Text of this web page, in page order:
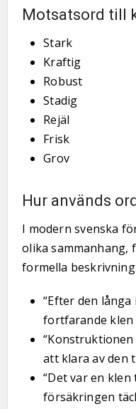
Motsatsord till
Stark
Kraftig
Robust
Stadig
Rejäl
Frisk
Grov
Hur används
I modern svenska
olika sammanhang,
formella
“Efter den
fortfarande klen
att klara av den
“Det var en
försäkringen